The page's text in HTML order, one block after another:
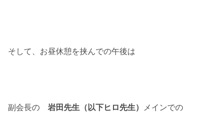
そして、お昼休憩を挟んでの午後は
副会長の 岩田先生（以下ヒロ先生） メインでの